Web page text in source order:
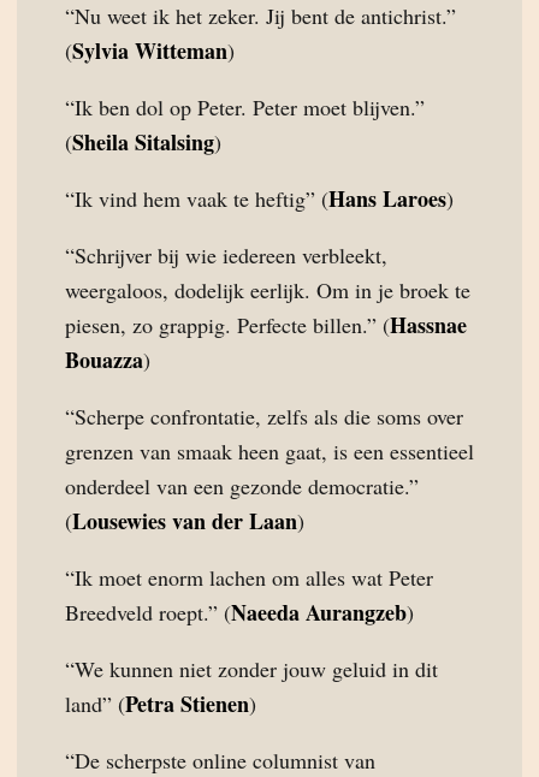
“Nu weet ik het zeker. Jij bent de antichrist.”
(Sylvia Witteman)
“Ik ben dol op Peter. Peter moet blijven.”
(Sheila Sitalsing)
“Ik vind hem vaak te heftig” (Hans Laroes)
“Schrijver bij wie iedereen verbleekt,
weergaloos, dodelijk eerlijk. Om in je broek te
piesen, zo grappig. Perfecte billen.” (Hassnae
Bouazza)
“Scherpe confrontatie, zelfs als die soms over
grenzen van smaak heen gaat, is een essentieel
onderdeel van een gezonde democratie.”
(Lousewies van der Laan)
“Ik moet enorm lachen om alles wat Peter
Breedveld roept.” (Naeeda Aurangzeb)
“We kunnen niet zonder jouw geluid in dit
land” (Petra Stienen)
“De scherpste online columnist van